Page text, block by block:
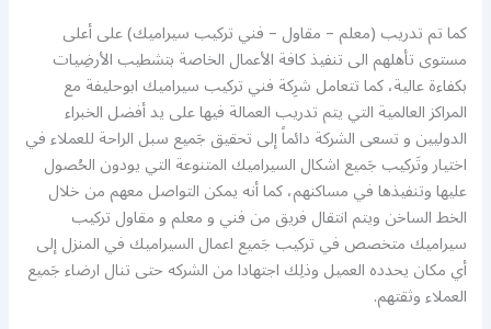
كما تم تدريب (معلم – مقاول – فني تركيب سيراميك) على أعلى
مستوى تأهلهم الى تنفيذ كافة الأعمال الخاصة بتشطيب الأرضِيات
بكفاءة عالية، كما تتعامل شرِكة فني تركيب سيراميك ابوحليفة مع
المراكز العالمية التي يتم تدريب العمالة فيها على يد أفضل الخبراء
الدوليين و تسعى الشركة دائماً إلى تحقيق جَميع سبل الراحة للعملاء في
اختيار وتَركيب جَميع اشكال السيراميك المتنوعة التي يودون الحُصول
عليها وتنفيذها في مساكنهم، كما أنه يمكن التواصل معهم من خلال
الخط الساخن ويتم انتقال فريق من فني و معلم و مقاول تركيب
سيراميك متخصص في تركيب جَميع اعمال السيراميك في المنزل إلى
أي مكان يحدده العميل وذلِك اجتهادا من الشركه حتى تنال ارضاء جَميع
العملاء وثقتهم.